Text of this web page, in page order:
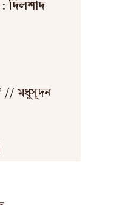
দিলশাদ
// মধুসূদন